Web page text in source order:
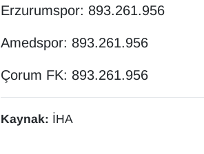
Erzurumspor: 893.261.956
Amedspor: 893.261.956
Çorum FK: 893.261.956
Kaynak: İHA